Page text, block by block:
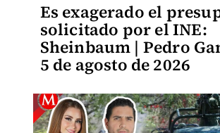
Es exagerado el
solicitado por el INE:
Sheinbaum | Pedro
5 de agosto de 2026